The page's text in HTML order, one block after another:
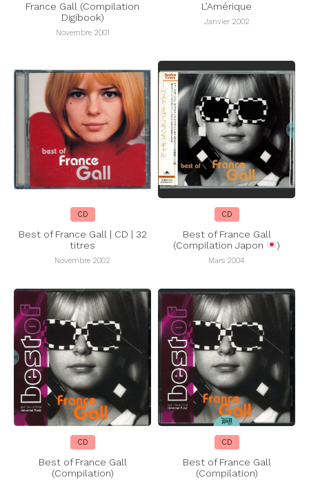
France Gall (Compilation
Digibook)
Novembre 2001
L’Amérique
Janvier 2002
CD
Best of France Gall | CD | 32
titres
Novembre 2002
CD
Best of France Gall
(Compilation Japon
)
Mars 2004
CD
Best of France Gall
(Compilation)
CD
Best of France Gall
(Compilation)